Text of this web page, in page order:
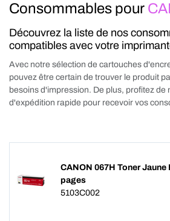
Consommables pour
Découvrez la liste de nos
compatibles avec votre
Avec notre sélection de cartouches
pouvez être certain de trouver le produit
besoins d'impression. De plus, profitez de
d'expédition rapide pour recevoir vos
CANON 067H Toner
pages
5103C002